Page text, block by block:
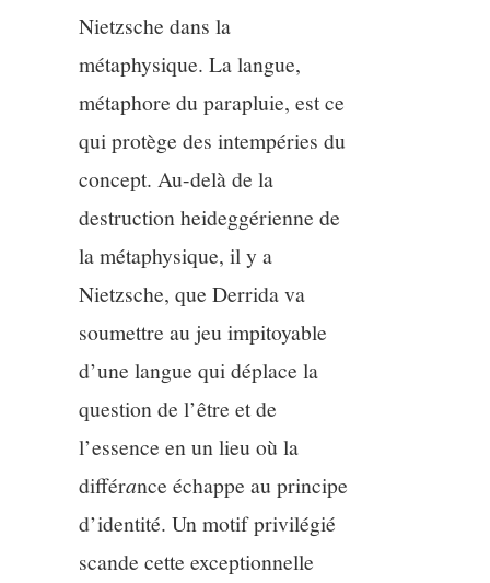
Nietzsche dans la
métaphysique. La langue,
métaphore du parapluie, est ce
qui protège des intempéries du
concept. Au-delà de la
destruction heideggérienne de
la métaphysique, il y a
Nietzsche, que Derrida va
soumettre au jeu impitoyable
d’une langue qui déplace la
question de l’être et de
l’essence en un lieu où la
différance échappe au principe
d’identité. Un motif privilégié
scande cette exceptionnelle